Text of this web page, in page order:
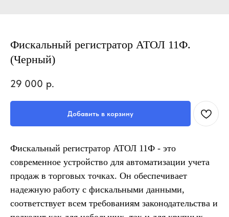
Фискальный регистратор АТОЛ 11Ф.
(Черный)
29 000 р.
Добавить в корзину
Фискальный регистратор АТОЛ 11Ф - это
современное устройство для автоматизации учета
продаж в торговых точках. Он обеспечивает
надежную работу с фискальными данными,
соответствует всем требованиям законодательства и